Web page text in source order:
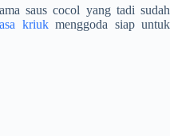
saus cocol yang tadi sudah
kriukmenggoda siap untuk